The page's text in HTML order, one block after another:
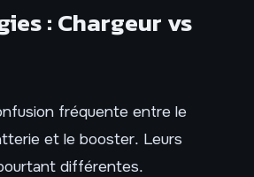
: Chargeur vs
fréquente entre le
et le booster. Leurs
différentes.